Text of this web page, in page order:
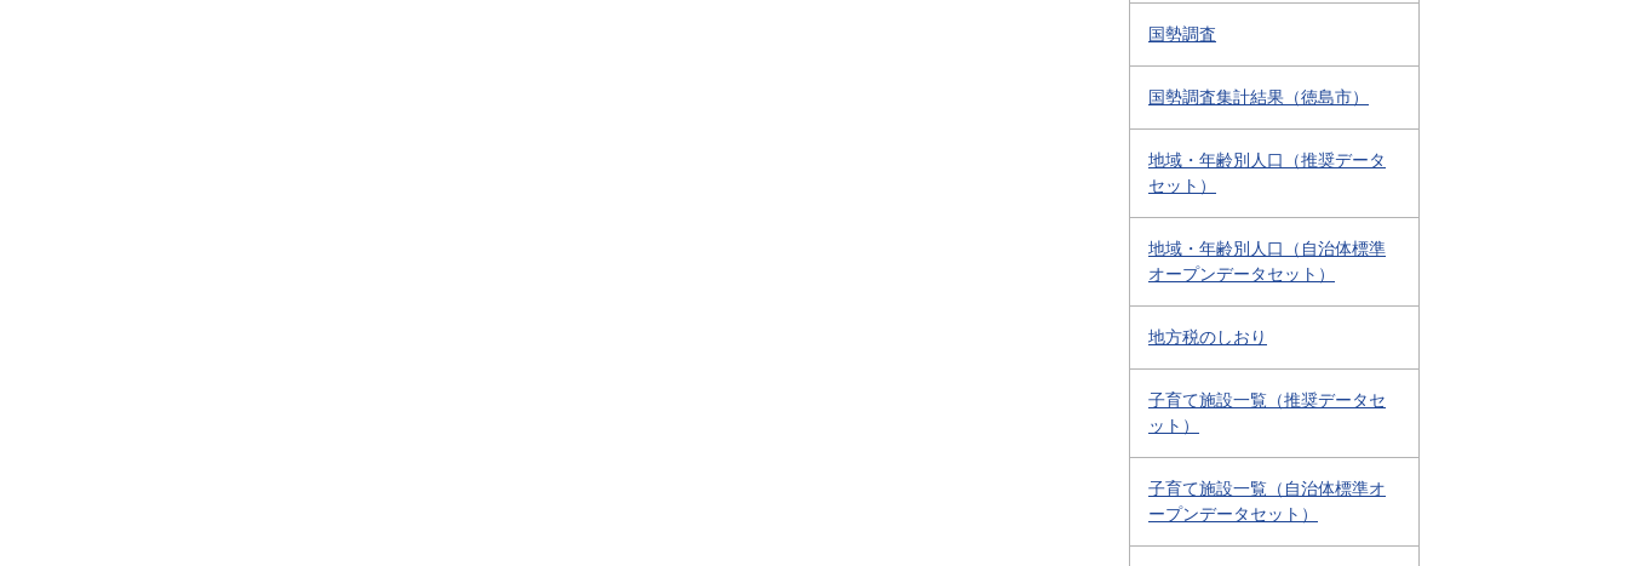
国勢調査
国勢調査集計結果（徳島市）
地域・年齢別人口（推奨データ
セット）
地域・年齢別人口（自治体標準
オープンデータセット）
地方税のしおり
子育て施設一覧（推奨データセ
ット）
子育て施設一覧（自治体標準オ
ープンデータセット）